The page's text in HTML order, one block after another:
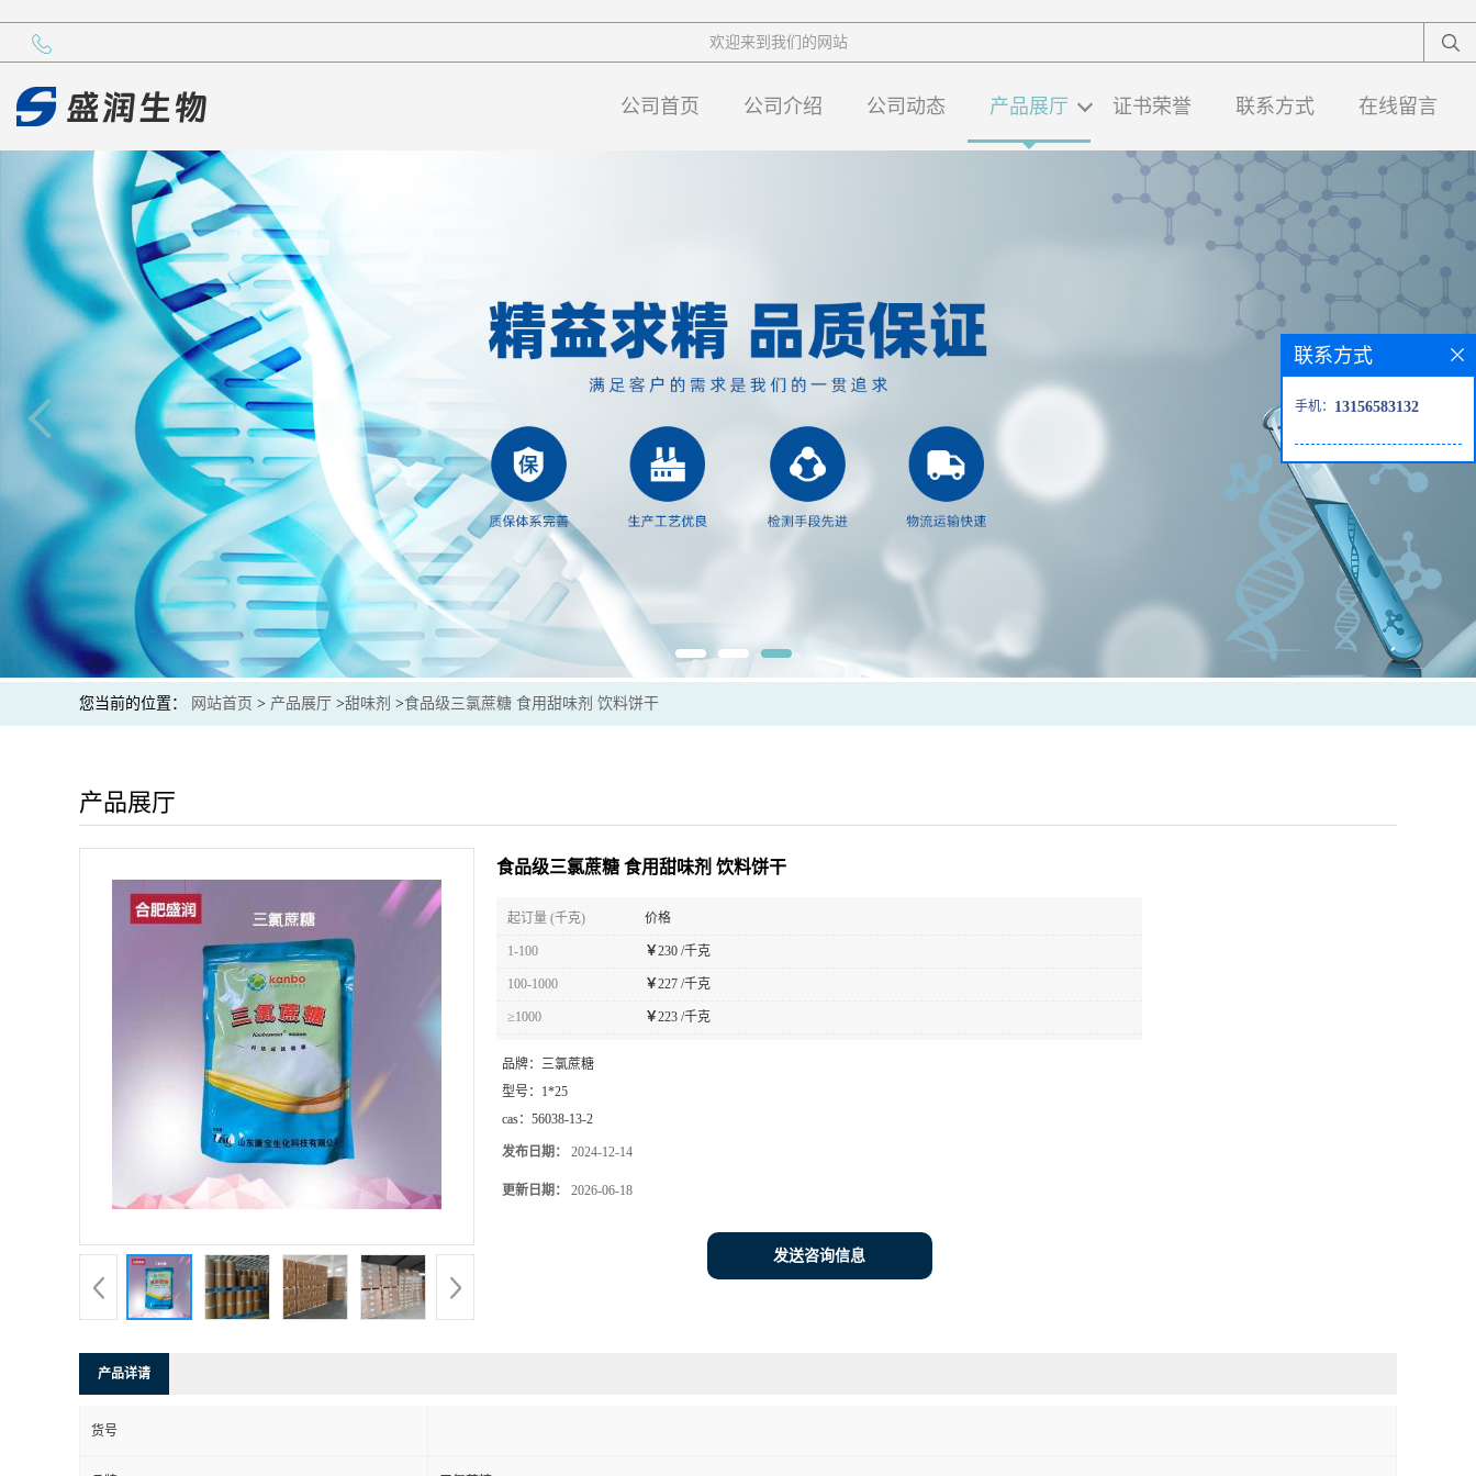
欢迎来到我们的网站
公司首页 公司介绍 公司动态 产品展厅 证书荣誉 联系方式 在线留言
您当前的位置： 网站首页 > 产品展厅 >甜味剂 >食品级三氯蔗糖 食用甜味剂 饮料饼干
产品展厅
食品级三氯蔗糖 食用甜味剂 饮料饼干
起订量 (千克) 价格
1-100 ￥230 /千克
100-1000 ￥227 /千克
≥1000 ￥223 /千克
品牌： 三氯蔗糖
型号： 1*25
cas： 56038-13-2
发布日期： 2024-12-14
更新日期： 2026-06-18
发送咨询信息
产品详请
货号
联系方式
手机： 13156583132